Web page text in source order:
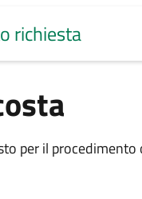
richiesta
per il procedimento